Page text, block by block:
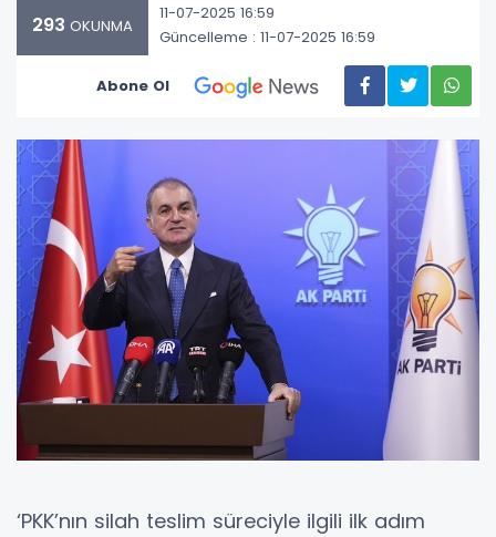
293 OKUNMA
11-07-2025 16:59
Güncelleme : 11-07-2025 16:59
Abone Ol
‘PKK’nın silah teslim süreciyle ilgili ilk adım